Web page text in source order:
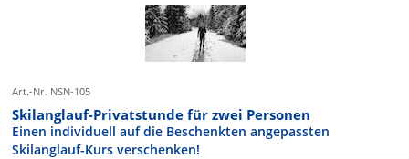
Art.-Nr. NSN-105
Skilanglauf-Privatstunde für zwei Personen
Einen individuell auf die Beschenkten angepassten
Skilanglauf-Kurs verschenken!